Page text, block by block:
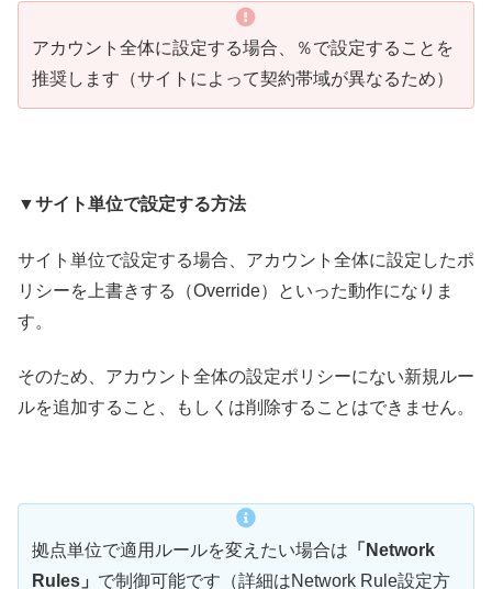
アカウント全体に設定する場合、％で設定することを
推奨します（サイトによって契約帯域が異なるため）
▼サイト単位で設定する方法
サイト単位で設定する場合、アカウント全体に設定したポ
リシーを上書きする（Override）といった動作になりま
す。
そのため、アカウント全体の設定ポリシーにない新規ルー
ルを追加すること、もしくは削除することはできません。
拠点単位で適用ルールを変えたい場合は 「Network
Rules」 で制御可能です（詳細はNetwork Rule設定方